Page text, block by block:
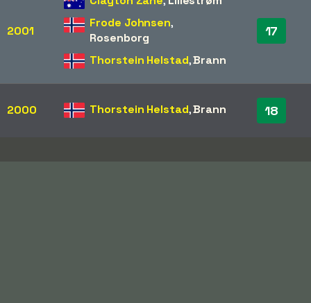
2001
Frode Johnsen,
Rosenborg
Thorstein Helstad,Brann
17
2000 Thorstein Helstad,Brann 18